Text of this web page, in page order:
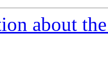
about